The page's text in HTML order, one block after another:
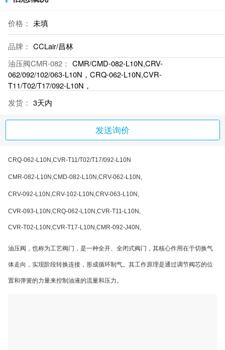
价格： 未填
品牌： CCLair/昌林
油压阀CMR-082： CMR/CMD-082-L10N,CRV-
062/092/102/063-L10N，CRQ-062-L10N,CVR-
T11/T02/T17/092-L10N，
发货： 3天内
发送询价
CRQ-062-L10N,CVR-T11/T02/T17/092-L10N
CMR-082-L10N,CMD-082-L10N,CRV-062-L10N,
CRV-092-L10N,CRV-102-L10N,CRV-063-L10N,
CVR-093-L10N,CRQ-062-L10N,CVR-T11-L10N,
CVR-T02-L10N,CVR-T17-L10N,CMR-092-J40N,
油压阀，也称为工艺阀门，是一种全开、全闭式阀门，其核心作用在于切换气
体走向，实现阶段转换连接，形成循环制气。其工作原理是通过调节阀芯的位
置和弹簧的力量来控制油液的流量和压力。